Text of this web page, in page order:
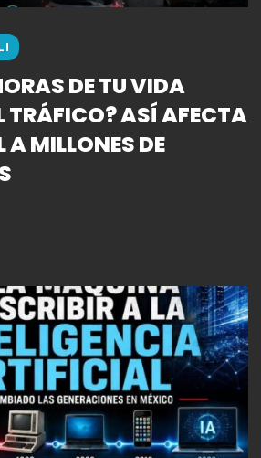
DE TU VIDA
TRÁFICO? ASÍ AFECTA
A MILLONES DE